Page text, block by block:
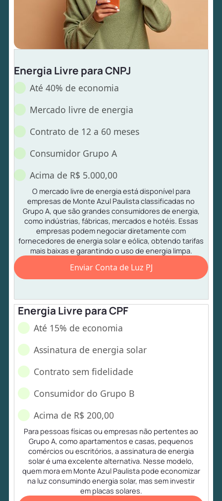
Energia Livre para CNPJ
Até 40% de economia
Mercado livre de energia
Contrato de 12 a 60 meses
Consumidor Grupo A
Acima de R$ 5.000,00
O mercado livre de energia está disponível para
empresas de Monte Azul Paulista classificadas no
Grupo A, que são grandes consumidores de energia,
como indústrias, fábricas, mercados e hotéis. Essas
empresas podem negociar diretamente com
fornecedores de energia solar e eólica, obtendo tarifas
mais baixas e garantindo o uso de energia limpa.
Enviar Conta de Luz PJ
Energia Livre para CPF
Até 15% de economia
Assinatura de energia solar
Contrato sem fidelidade
Consumidor do Grupo B
Acima de R$ 200,00
Para pessoas físicas ou empresas não pertentes ao
Grupo A, como apartamentos e casas, pequenos
comércios ou escritórios, a assinatura de energia
solar é uma excelente alternativa. Nesse modelo,
quem mora em Monte Azul Paulista pode economizar
na luz consumindo energia solar, mas sem investir
em placas solares.